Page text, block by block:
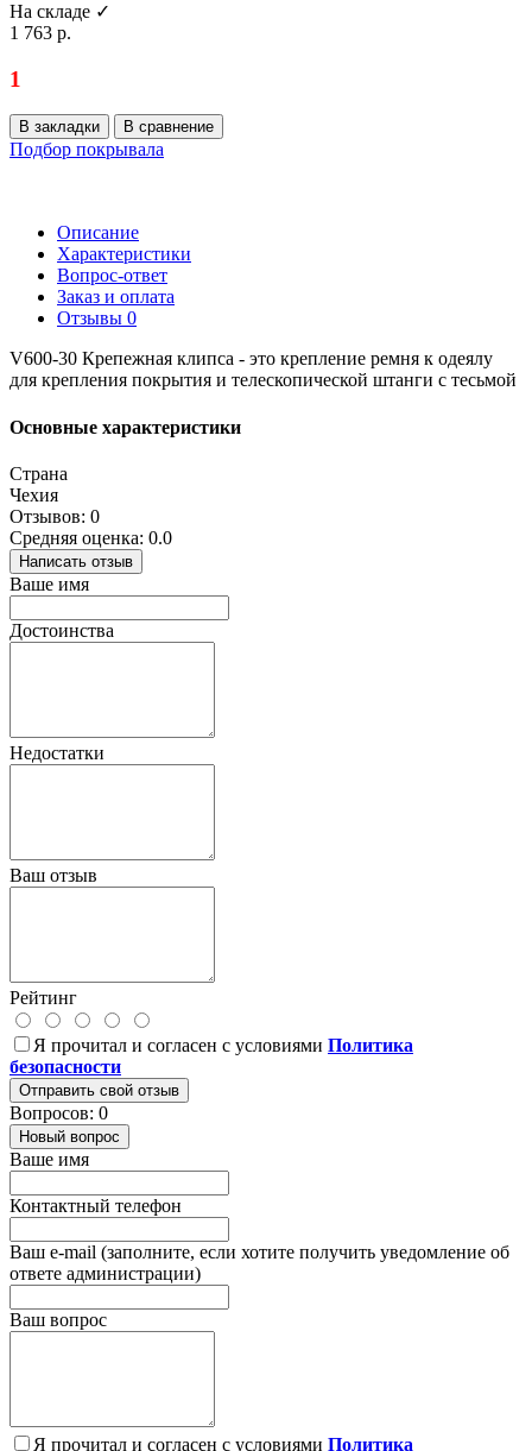
На складе ✓
1 763 р.
1
В закладки В сравнение
Подбор покрывала
Описание
Характеристики
Вопрос-ответ
Заказ и оплата
Отзывы 0
V600-30 Крепежная клипса - это крепление ремня к одеялу
для крепления покрытия и телескопической штанги с тесьмой
Основные характеристики
Страна
Чехия
Отзывов: 0
Средняя оценка: 0.0
Написать отзыв
Ваше имя
Достоинства
Недостатки
Ваш отзыв
Рейтинг
Я прочитал и согласен с условиями Политика
безопасности
Отправить свой отзыв
Вопросов: 0
Новый вопрос
Ваше имя
Контактный телефон
Ваш e-mail (заполните, если хотите получить уведомление об
ответе администрации)
Ваш вопрос
Я прочитал и согласен с условиями Политика